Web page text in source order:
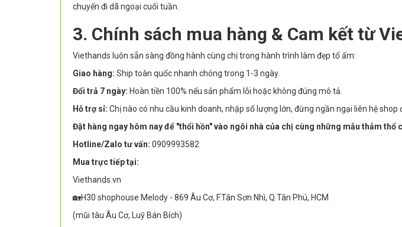
chuyến đi dã ngoại cuối tuần.
3. Chính sách mua hàng & Cam kết từ
Viethands luôn sẵn sàng đồng hành cùng chị trong hành trình làm đẹp tổ ấm:
Giao hàng: Ship toàn quốc nhanh chóng trong 1-3 ngày.
Đổi trả 7 ngày: Hoàn tiền 100% nếu sản phẩm lỗi hoặc không đúng mô tả.
Hỗ trợ sỉ: Chị nào có nhu cầu kinh doanh, nhập số lượng lớn, đừng ngần ngại liên hệ shop
Đặt hàng ngay hôm nay để "thổi hồn" vào ngôi nhà của chị cùng những mẫu thảm thổ
Hotline/Zalo tư vấn: 0909993582
Mua trực tiếp tại:
Viethands.vn
🏡H30 shophouse Melody - 869 Âu Cơ, F.Tân Sơn Nhì, Q.Tân Phú, HCM
(mũi tàu Âu Cơ, Luỹ Bán Bích)